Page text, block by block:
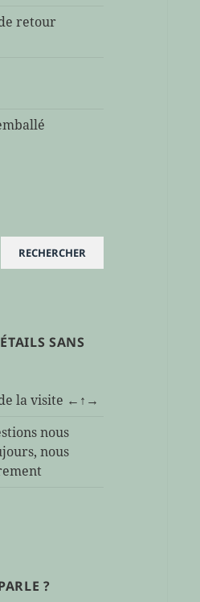
retour
RECHERCHER
SANS
la visite ←↑→
nous
nous
?